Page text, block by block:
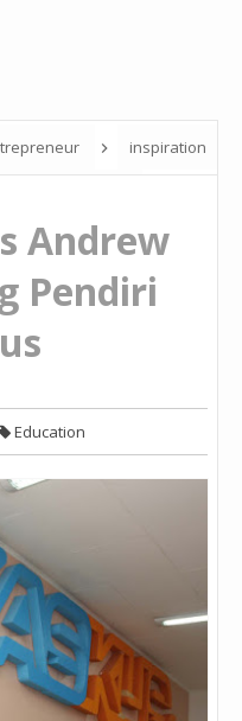
inspiration
Andrew
Pendiri
Education